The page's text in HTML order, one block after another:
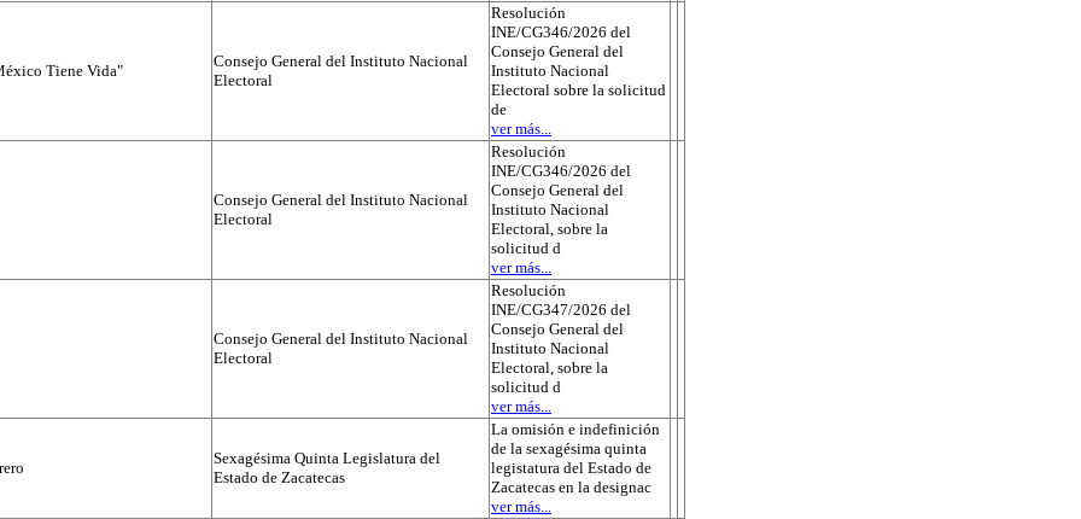
Tiene Vida"
Consejo General del Instituto Nacional
Electoral
Resolución
INE/CG346/2026 del
Consejo General del
Instituto Nacional
Electoral sobre la solicitud
de
ver más...
Consejo General del Instituto Nacional
Electoral
Resolución
INE/CG346/2026 del
Consejo General del
Instituto Nacional
Electoral, sobre la
solicitud d
ver más...
Consejo General del Instituto Nacional
Electoral
Resolución
INE/CG347/2026 del
Consejo General del
Instituto Nacional
Electoral, sobre la
solicitud d
ver más...
Sexagésima Quinta Legislatura del
Estado de Zacatecas
La omisión e indefinición
de la sexagésima quinta
legistatura del Estado de
Zacatecas en la designac
ver más...